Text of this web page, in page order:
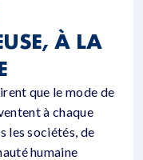
À LA
que le mode de
à chaque
les sociétés, de
humaine